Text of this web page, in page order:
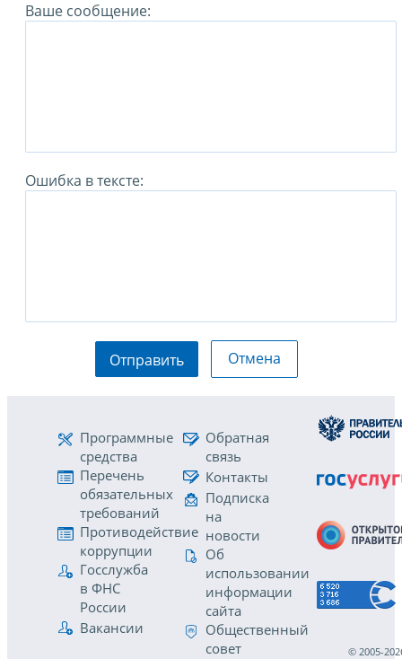
Ваше сообщение:
Ошибка в тексте:
Отправить Отмена
Программные
средства
Перечень
обязательных
требований
Противодействие
коррупции
Госслужба
в ФНС
России
Вакансии
Обратная
связь
Контакты
Подписка
на
новости
Об
использовании
информации
сайта
Общественный
совет
© 2005-